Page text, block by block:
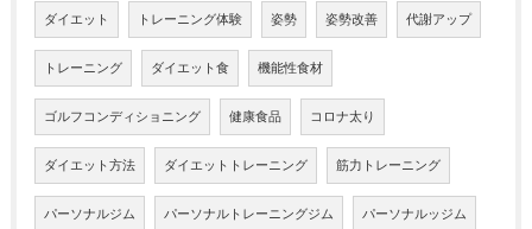
ダイエット トレーニング体験 姿勢 姿勢改善 代謝アップ
トレーニング ダイエット食 機能性食材
ゴルフコンディショニング 健康食品 コロナ太り
ダイエット方法 ダイエットトレーニング 筋力トレーニング
パーソナルジム パーソナルトレーニングジム パーソナルッジム